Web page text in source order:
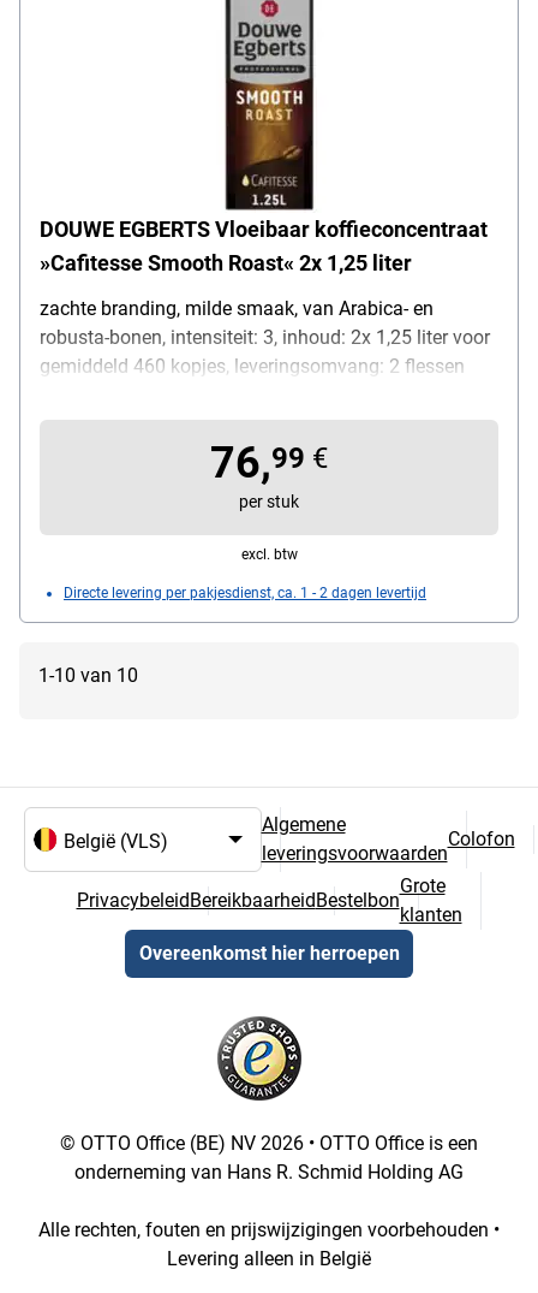
DOUWE EGBERTS Vloeibaar koffieconcentraat
»Cafitesse Smooth Roast« 2x 1,25 liter
zachte branding, milde smaak, van Arabica- en
robusta-bonen, intensiteit: 3, inhoud: 2x 1,25 liter voor
gemiddeld 460 kopjes, leveringsomvang: 2 flessen
76,99 €
per stuk
excl. btw
Directe levering per pakjesdienst, ca. 1 - 2 dagen levertijd
1-10 van 10
Algemene
leveringsvoorwaarden
Colofon
Privacybeleid Bereikbaarheid Bestelbon
Grote
klanten
Overeenkomst hier herroepen
© OTTO Office (BE) NV 2026 • OTTO Office is een
onderneming van Hans R. Schmid Holding AG
Alle rechten, fouten en prijswijzigingen voorbehouden •
Levering alleen in België